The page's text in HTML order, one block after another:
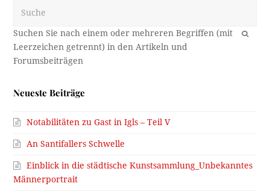
OK
Neueste Beiträge
Notabilitäten zu Gast in Igls – Teil V
An Santifallers Schwelle
Einblick in die städtische Kunstsammlung_Unbekanntes
Männerportrait